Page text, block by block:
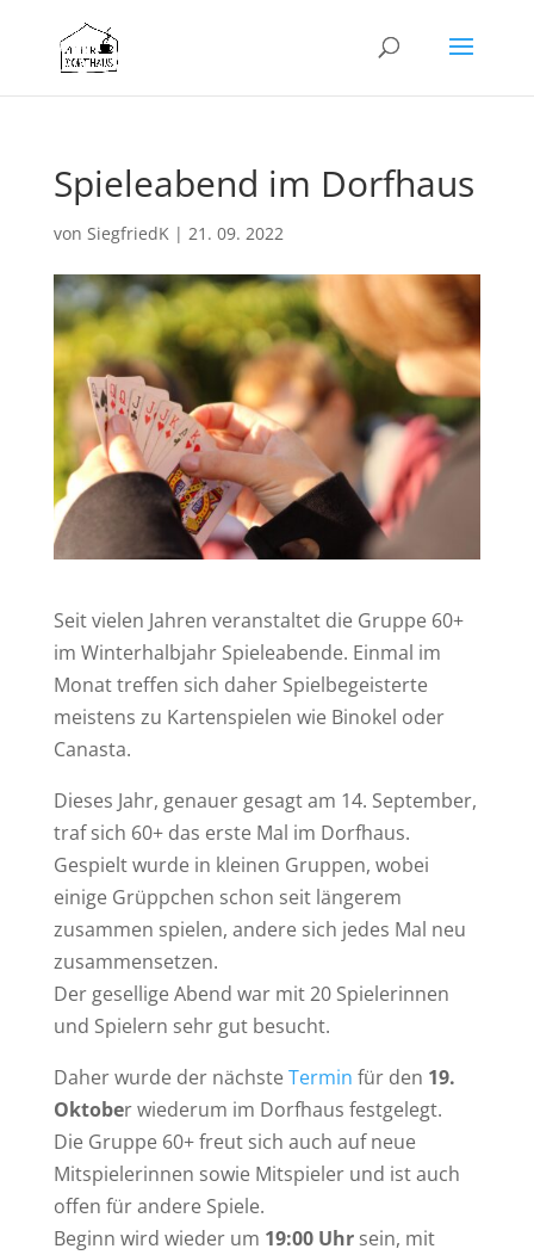
Spieleabend im Dorfhaus
von SiegfriedK| 21. 09. 2022
Seit vielen Jahren veranstaltet die Gruppe 60+
im Winterhalbjahr Spieleabende. Einmal im
Monat treffen sich daher Spielbegeisterte
meistens zu Kartenspielen wie Binokel oder
Canasta.
Dieses Jahr, genauer gesagt am 14. September,
traf sich 60+ das erste Mal im Dorfhaus.
Gespielt wurde in kleinen Gruppen, wobei
einige Grüppchen schon seit längerem
zusammen spielen, andere sich jedes Mal neu
zusammensetzen.
Der gesellige Abend war mit 20 Spielerinnen
und Spielern sehr gut besucht.
Daher wurde der nächsteTermin für den 19.
Oktober wiederum im Dorfhaus festgelegt.
Die Gruppe 60+ freut sich auch auf neue
Mitspielerinnen sowie Mitspieler und ist auch
offen für andere Spiele.
Beginn wird wieder um 19:00 Uhrsein, mit